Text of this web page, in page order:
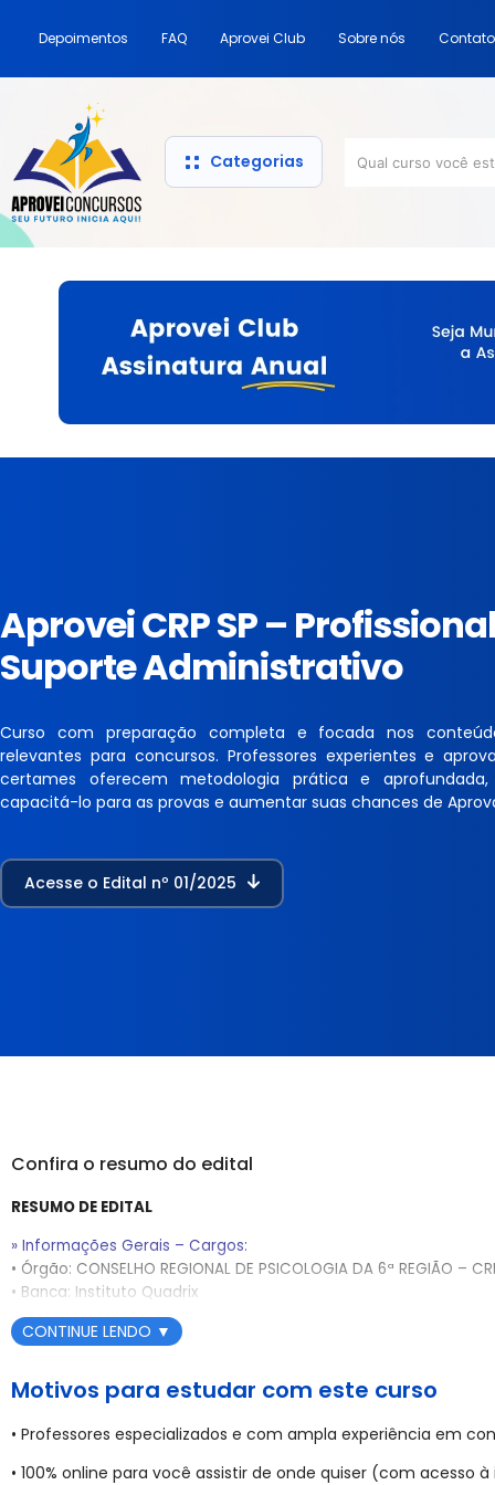
Depoimentos FAQ Aprovei Club Sobre nós Contato
Categorias
Aprovei CRP SP –
Suporte Administrativo
Curso com preparação completa e focada nos
relevantes para concursos. Professores experientes e
certames oferecem metodologia prática e aprofundada,
capacitá-lo para as provas e aumentar suas chances de
Acesse o Edital nº 01/2025
Confira o resumo do edital
RESUMO DE EDITAL
» Informações Gerais – Cargos:
• Órgão: CONSELHO REGIONAL DE PSICOLOGIA DA 6ª REGIÃO –
• Banca: Instituto Quadrix
• Situação do Edital: Edital Publicado (Edital Nº 1, de 1º de julho de
do último dia)
• Taxa de Inscrição: R$ 58,00 (para cargos de nível médio)
• Data da Prova Objetiva: 14 de setembro de 2025 (Turno da
• Etapas do Concurso: Prova Objetiva (caráter eliminatório e
CONTINUE LENDO ▼
Motivos para estudar com este curso
• Professores especializados e com ampla experiência em
• 100% online para você assistir de onde quiser (com acesso